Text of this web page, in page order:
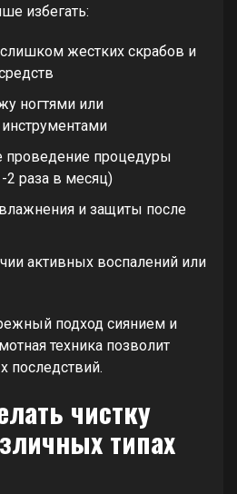
избегать:
жестких скрабов и
ногтями или
проведение процедуры
2 раза в месяц)
и защиты после
активных воспалений или
подход сиянием и
техника позволит
последствий.
чистку
типах